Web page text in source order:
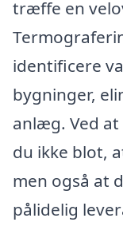
træffe en
identificere
bygninger,
anlæg. Ved
du ikke blot,
men også at
pålidelig